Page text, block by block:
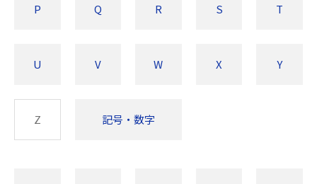
P Q R S T
U V W X Y
Z 記号・数字